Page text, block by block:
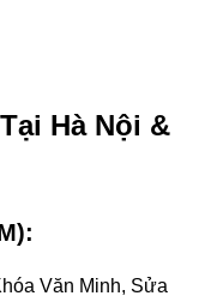
Hà Nội &
Văn Minh, Sửa